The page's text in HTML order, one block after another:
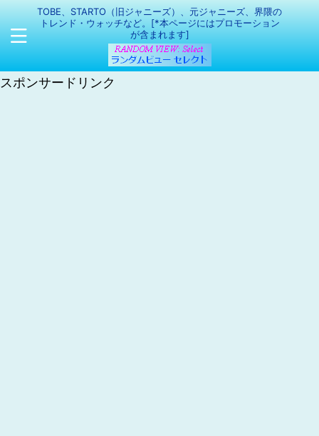
TOBE、STARTO（旧ジャニーズ）、元ジャニーズ、界隈の
トレンド・ウォッチなど。[*本ページにはプロモーション
が含まれます]
スポンサードリンク